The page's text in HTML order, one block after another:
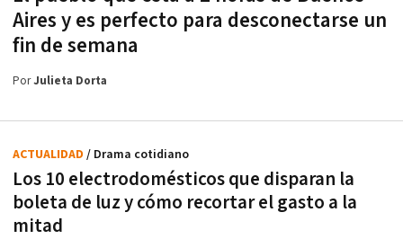
Aires y es perfecto para desconectarse un
fin de semana
PorJulieta Dorta
Los 10 electrodomésticos que disparan la
boleta de luz y cómo recortar el gasto a la
mitad
ACTUALIDAD / Drama cotidiano